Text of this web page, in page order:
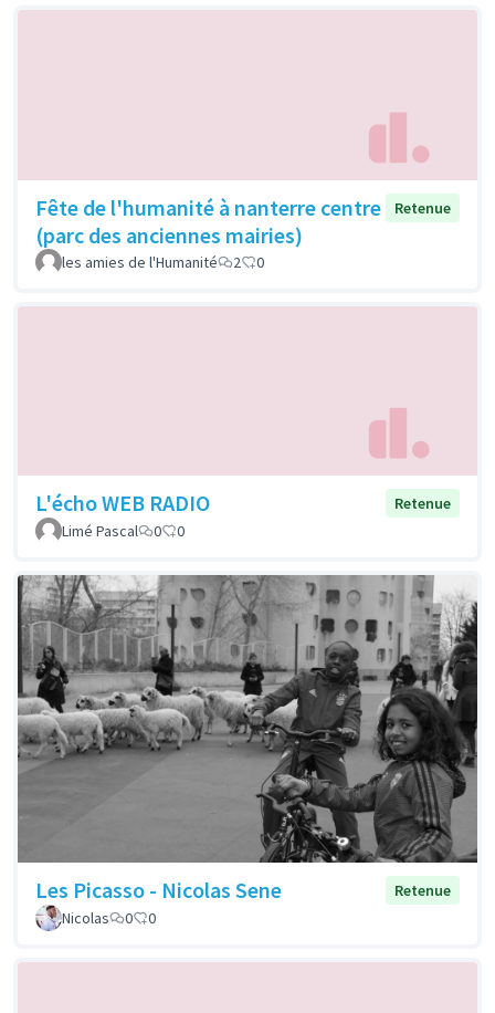
Fête de l'humanité à nanterre centre
(parc des anciennes mairies)
Retenue
les amies de l'Humanité 2 0
L'écho WEB RADIO
Retenue
Limé Pascal
0 0
Les Picasso - Nicolas Sene
Retenue
Nicolas
0 0